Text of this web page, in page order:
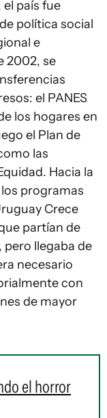
país fue
política social
e
2002, se
el PANES
los hogares en
el Plan de
las
Hacia la
programas
Crece
partían de
pero llegaba de
necesario
con
de mayor
el horror